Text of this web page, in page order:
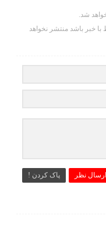
شد.
با خبر باشد منتشر نخواهد
ارسال نظر پاک کردن !